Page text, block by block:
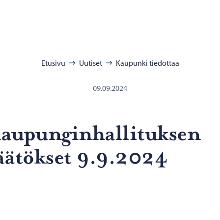
Etusivu Uutiset Kaupunki tiedottaa
09.09.2024
9.9.2024